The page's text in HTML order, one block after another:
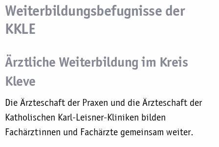
Weiterbildungsbefugnisse der
KKLE
Ärztliche Weiterbildung im Kreis
Kleve
Die Ärzteschaft der Praxen und die Ärzteschaft der
Katholischen Karl-Leisner-Kliniken bilden
Fachärztinnen und Fachärzte gemeinsam weiter.